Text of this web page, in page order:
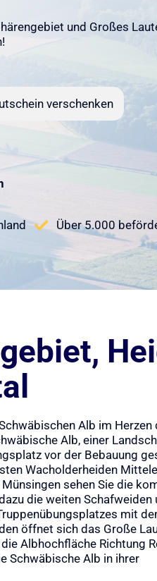
und Großes
verschenken
Über 5.000
Alb im Herzen
Alb, einer
vor der Bebauung
Wacholderheiden
sehen Sie die
die weiten Schafweiden
mit
öffnet sich das Große
Albhochfläche Richtung
Schwäbische Alb in ihrer